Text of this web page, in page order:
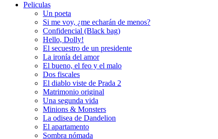
Peliculas
Un poeta
Si me voy, ¿me echarán de menos?
Confidencial (Black bag)
Hello, Dolly!
El secuestro de un presidente
La ironía del amor
El bueno, el feo y el malo
Dos fiscales
El diablo viste de Prada 2
Matrimonio original
Una segunda vida
Minions & Monsters
La odisea de Dandelion
El apartamento
Sombra nómada